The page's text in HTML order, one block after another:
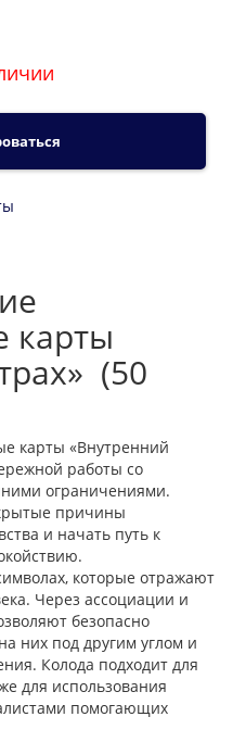
карты
(50
карты «Внутренний
работы со
ограничениями.
причины
и начать путь к
которые отражают
Через ассоциации и
безопасно
них под другим углом и
Колода подходит для
для использования
помогающих